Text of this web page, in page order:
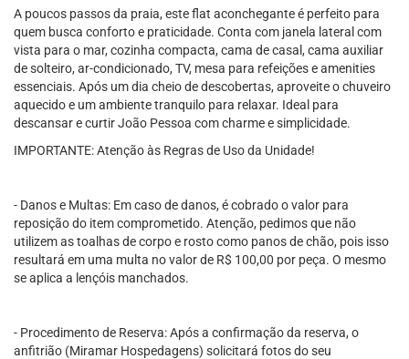
A poucos passos da praia, este flat aconchegante é perfeito para
quem busca conforto e praticidade. Conta com janela lateral com
vista para o mar, cozinha compacta, cama de casal, cama auxiliar
de solteiro, ar-condicionado, TV, mesa para refeições e amenities
essenciais. Após um dia cheio de descobertas, aproveite o chuveiro
aquecido e um ambiente tranquilo para relaxar. Ideal para
descansar e curtir João Pessoa com charme e simplicidade.
IMPORTANTE: Atenção às Regras de Uso da Unidade!
- Danos e Multas: Em caso de danos, é cobrado o valor para
reposição do item comprometido. Atenção, pedimos que não
utilizem as toalhas de corpo e rosto como panos de chão, pois isso
resultará em uma multa no valor de R$ 100,00 por peça. O mesmo
se aplica a lençóis manchados.
- Procedimento de Reserva: Após a confirmação da reserva, o
anfitrião (Miramar Hospedagens) solicitará fotos do seu